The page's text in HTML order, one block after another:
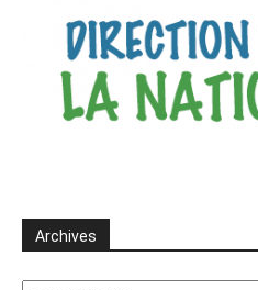
Archives
Archives